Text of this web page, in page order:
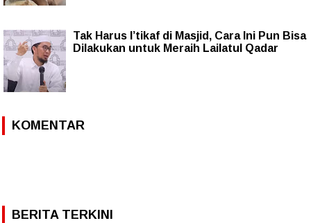
Tak Harus I’tikaf di Masjid, Cara Ini Pun Bisa
Dilakukan untuk Meraih Lailatul Qadar
KOMENTAR
BERITA TERKINI